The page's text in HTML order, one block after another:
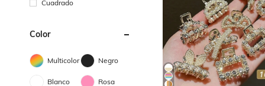
Cuadrado
Color
Multicolor Negro
Blanco Rosa